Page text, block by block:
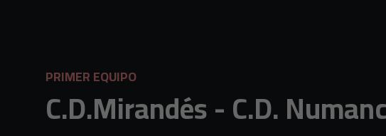
PRIMER EQUIPO
C.D.Mirandés - C.D.